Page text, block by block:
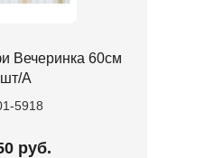
Вечеринка 60см
А
5918
руб.